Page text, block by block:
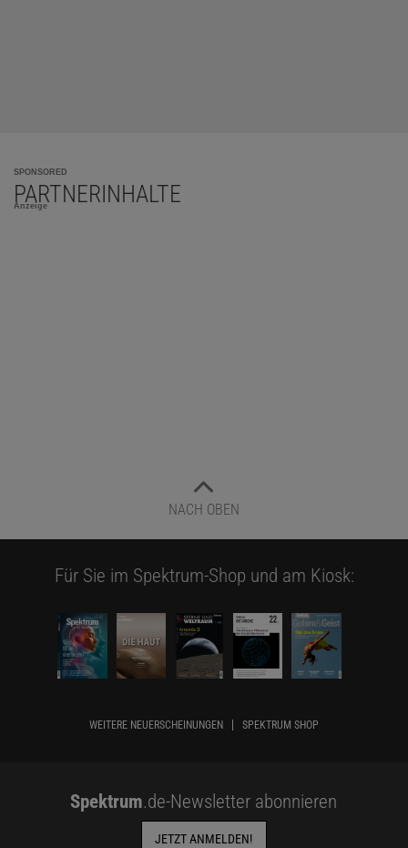
SPONSORED
PARTNERINHALTE
Anzeige
NACH OBEN
Für Sie im Spektrum-Shop und am Kiosk:
WEITERE NEUERSCHEINUNGEN SPEKTRUM SHOP
Spektrum.de-Newsletter abonnieren
JETZT ANMELDEN!